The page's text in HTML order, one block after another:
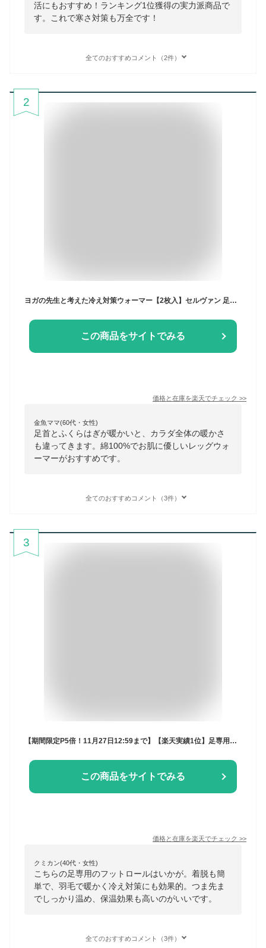
活にもおすすめ！ランキング1位獲得の実力派商品で
す。これで寒さ対策も万全です！
全てのおすすめコメント（2件）
2
ヨガの先生と考えた冷え対策ウォーマー【2枚入】セルヴァン 足元 あったかグッズ 就寝 おやすみ レッグウォーマー ふくらはぎ かかと 足首 足元 脚 足 温め 温める グッズ 就寝時 冷え性 冷え対策 グッズ あったか ウォーマー 防寒対策 冷え取り 綿100％
この商品をサイトでみる
価格と在庫を楽天でチェック >>
金魚ママ(60代・女性)
足首とふくらはぎが暖かいと、カラダ全体の暖かさ
も違ってきます。綿100%でお肌に優しいレッグウォ
ーマーがおすすめです。
全てのおすすめコメント（3件）
3
【期間限定P5倍！11月27日12:59まで】【楽天実績1位】足専用の羽毛布団 フットロール l ダウン 羽毛 ロング 着脱 簡単 足 足元 足用 足首 ふくらはぎ つま先 甲 暖かグッズ レッグウォーマー エコカイロ 温める あったか 睡眠 ウォーマー 寒い 保温 日本製 冷え性 冬
この商品をサイトでみる
価格と在庫を楽天でチェック >>
クミカン(40代・女性)
こちらの足専用のフットロールはいかが。着脱も簡
単で、羽毛で暖かく冷え対策にも効果的。つま先ま
でしっかり温め、保温効果も高いのがいいです。
全てのおすすめコメント（3件）